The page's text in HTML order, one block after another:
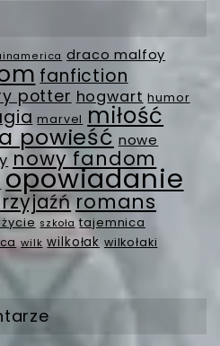
draco malfoy
fanfiction
potter hogwart humor
marvel miłość
powieść nowe
nowy fandom
opowiadanie
romans
szkoła tajemnica
wilk wilkołak wilkołaki